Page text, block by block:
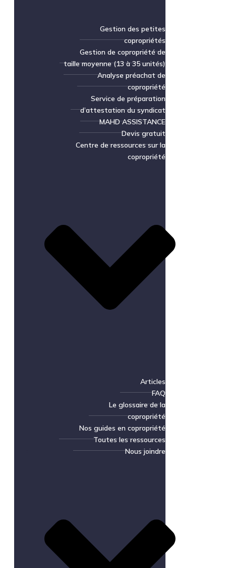
Gestion des petites
copropriétés
Gestion de copropriété de
taille moyenne (13 à 35 unités)
Analyse préachat de
copropriété
Service de préparation
d’attestation du syndicat
MAHD ASSISTANCE
Devis gratuit
Centre de ressources sur la
copropriété
Articles
FAQ
Le glossaire de la
copropriété
Nos guides en copropriété
Toutes les ressources
Nous joindre